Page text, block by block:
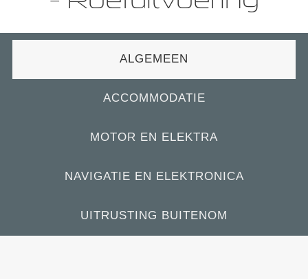
ALGEMEEN
ACCOMMODATIE
MOTOR EN ELEKTRA
NAVIGATIE EN ELEKTRONICA
UITRUSTING BUITENOM